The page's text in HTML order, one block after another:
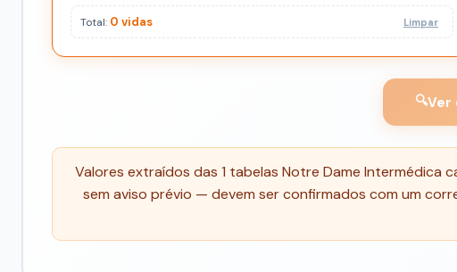
Total: 0 vidas Limpar
🔍Ver
Valores extraídos das 1 tabelas Notre Dame Intermédica
sem aviso prévio — devem ser confirmados com um